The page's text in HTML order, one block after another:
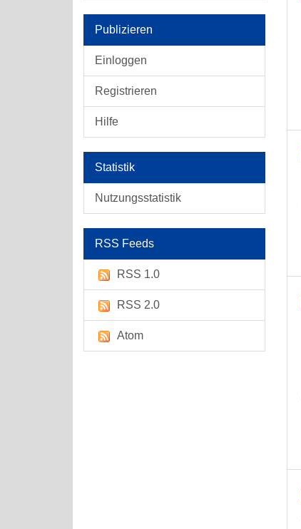
Publizieren
Einloggen
Registrieren
Hilfe
Statistik
Nutzungsstatistik
RSS Feeds
RSS 1.0
RSS 2.0
Atom